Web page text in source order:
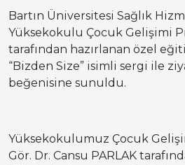
Bartın Üniversitesi Sağlık
Yüksekokulu Çocuk Gelişimi
tarafından hazırlanan özel
“Bizden Size” isimli sergi ile
beğenisine sunuldu.
Yüksekokulumuz Çocuk
Gör. Dr. Cansu PARLAK